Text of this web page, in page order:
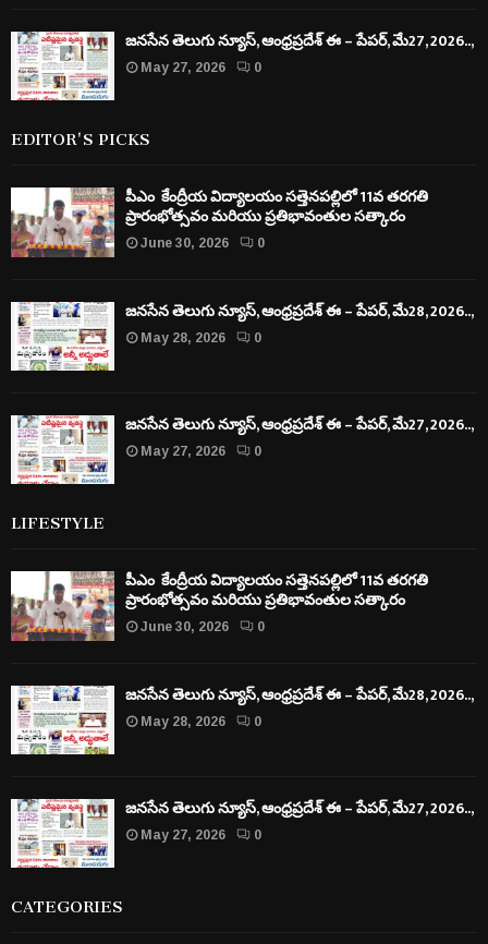
జనసేన తెలుగు న్యూస్, ఆంధ్రప్రదేశ్ ఈ – పేపర్, మే27, 2026..,
May 27, 2026
0
EDITOR'S PICKS
పీఎం కేంద్రీయ విద్యాలయం సత్తెనపల్లిలో 11వ తరగతి
ప్రారంభోత్సవం మరియు ప్రతిభావంతుల సత్కారం
June 30, 2026
0
జనసేన తెలుగు న్యూస్, ఆంధ్రప్రదేశ్ ఈ – పేపర్, మే28, 2026..,
May 28, 2026
0
జనసేన తెలుగు న్యూస్, ఆంధ్రప్రదేశ్ ఈ – పేపర్, మే27, 2026..,
May 27, 2026
0
LIFESTYLE
పీఎం కేంద్రీయ విద్యాలయం సత్తెనపల్లిలో 11వ తరగతి
ప్రారంభోత్సవం మరియు ప్రతిభావంతుల సత్కారం
June 30, 2026
0
జనసేన తెలుగు న్యూస్, ఆంధ్రప్రదేశ్ ఈ – పేపర్, మే28, 2026..,
May 28, 2026
0
జనసేన తెలుగు న్యూస్, ఆంధ్రప్రదేశ్ ఈ – పేపర్, మే27, 2026..,
May 27, 2026
0
CATEGORIES